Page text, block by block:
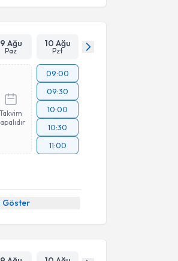
9 Ağu
Paz
10 Ağu
Pzt
Takvim
09:00
09:30
10:00
10:30
11:00
Göster